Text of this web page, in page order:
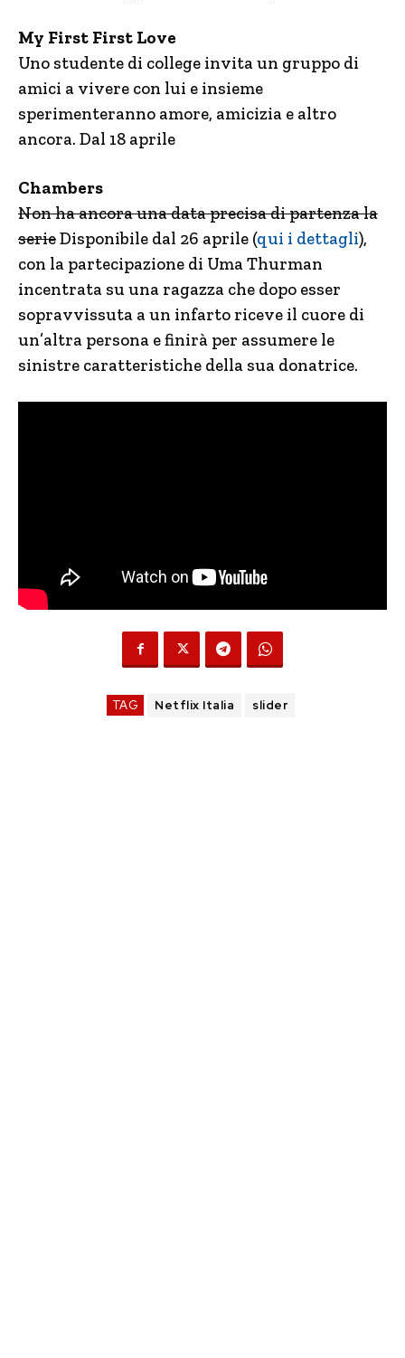
My First First Love
Uno studente di college invita un gruppo di
amici a vivere con lui e insieme
sperimenteranno amore, amicizia e altro
ancora. Dal 18 aprile
Chambers
Non ha ancora una data precisa di partenza la
serieDisponibile dal 26 aprile (qui i dettagli),
con la partecipazione di Uma Thurman
incentrata su una ragazza che dopo esser
sopravvissuta a un infarto riceve il cuore di
un’altra persona e finirà per assumere le
sinistre caratteristiche della sua donatrice.
TAG Netflix Italia slider